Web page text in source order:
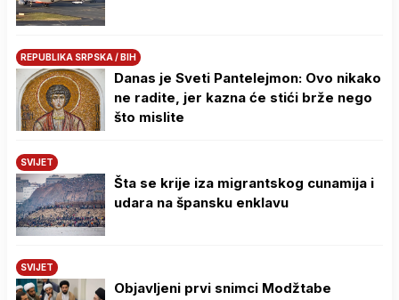
REPUBLIKA SRPSKA / BIH
Danas je Sveti Pantelejmon: Ovo nikako
ne radite, jer kazna će stići brže nego
što mislite
SVIJET
Šta se krije iza migrantskog cunamija i
udara na špansku enklavu
SVIJET
Objavljeni prvi snimci Modžtabe